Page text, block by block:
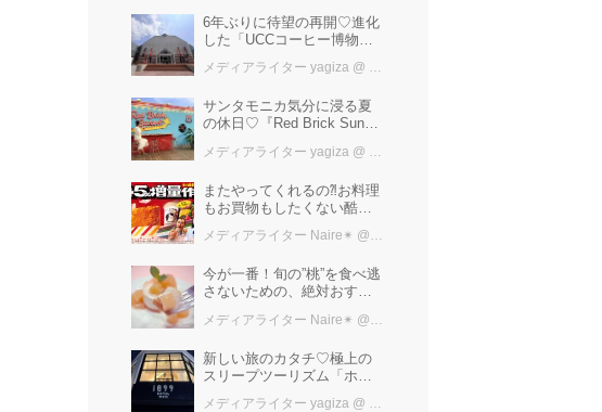
6年ぶりに待望の再開♡進化
した「UCCコーヒー博物
ーマパーク”！館内展示の全
メディアライター yagiza @ カワコレメディア編集部
サンタモニカ気分に浸る夏
の休日♡『Red Brick Sunset
レンガ倉庫】
メディアライター yagiza @ カワコレメディア編集部
またやってくれるの⁈お料理
もお買物もしたくない酷暑
けば増量中！！
メディアライター Naire✴︎ @ カワコレメディア編集部
今が一番！旬の”桃”を食べ逃
さないための、絶対おすす
メディアライター Naire✴︎ @ カワコレメディア編集部
新しい旅のカタチ♡極上の
スリープツーリズム「ホテ
メディアライター yagiza @ カワコレメディア編集部